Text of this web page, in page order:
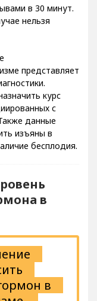
нельзя
представляет
курс
с
данные
изъяны в
бесплодия.
в
в